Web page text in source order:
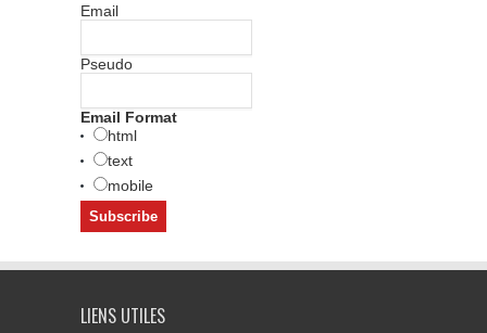
Email
Pseudo
Email Format
html
text
mobile
LIENS UTILES